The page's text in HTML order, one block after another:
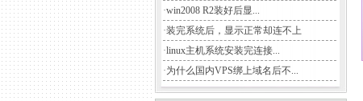
·win2008 R2装好后显...
·装完系统后，显示正常却连不上
·linux主机系统安装完连接...
·为什么国内VPS绑上域名后不...